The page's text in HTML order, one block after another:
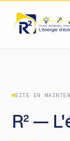
SITE EN
R² —